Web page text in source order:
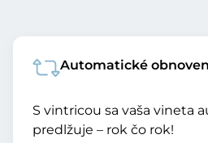
Automatické
S vintricou sa vaša vineta
predlžuje – rok čo rok!